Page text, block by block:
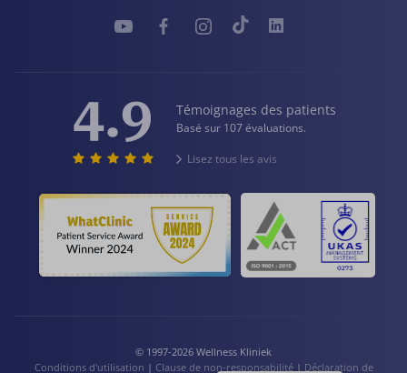
4.9 Témoignages des patients
Basé sur 107 évaluations.
Lisez tous les avis
© 1997-2026 Wellness Kliniek
Conditions d'utilisation | Clause de non-responsabilité| Déclaration de